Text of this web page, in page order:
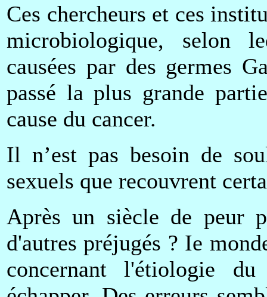
Ces chercheurs et ces
microbiologique, selon
causées par des germes
passé la plus grande
cause du cancer.
Il n’est pas besoin de
sexuels que recouvrent
Après un siècle de peur
d'autres préjugés ? Ie
concernant l'étiologie